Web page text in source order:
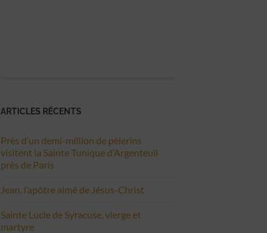
ARTICLES RÉCENTS
Près d’un demi-million de pèlerins
visitent la Sainte Tunique d’Argenteuil
près de Paris
Jean, l’apôtre aimé de Jésus-Christ
Sainte Lucie de Syracuse, vierge et
martyre